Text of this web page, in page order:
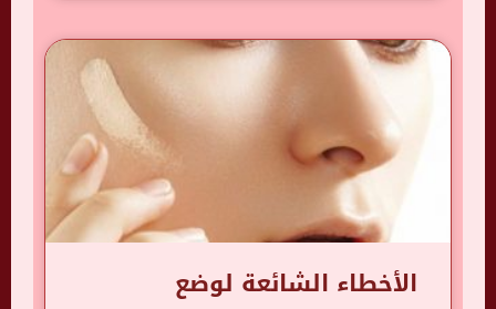
الأخطاء الشائعة لوضع